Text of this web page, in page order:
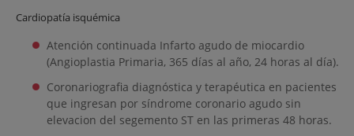
Cardiopatía isquémica
Atención continuada Infarto agudo de miocardio
(Angioplastia Primaria, 365 días al año, 24 horas al día).
Coronariografia diagnóstica y terapéutica en pacientes
que ingresan por síndrome coronario agudo sin
elevacion del segemento ST en las primeras 48 horas.